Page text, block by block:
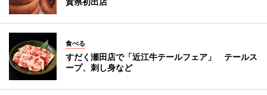
食べる
すだく瀬田店で「近江牛テールフェア」 テールス
ープ、刺し身など